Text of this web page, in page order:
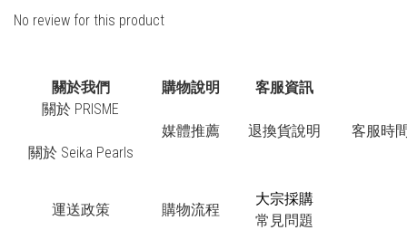
No review for this product
關於我們 購物說明
客服資訊
關於 PRISME
關於 Seika Pearls
媒體推薦 退換貨說明 客服時
運送政策 購物流程
大宗採購
常見問題